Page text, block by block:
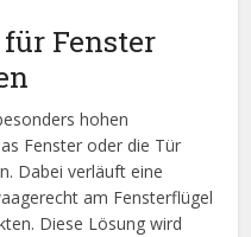
Fenster
hohen
Fenster oder die Tür
Dabei verläuft eine
am Fensterflügel
Diese Lösung wird